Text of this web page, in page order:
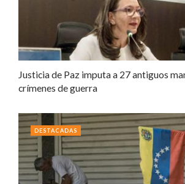
Justicia de Paz imputa a 27 antiguos
crímenes de guerra
DESTACADAS